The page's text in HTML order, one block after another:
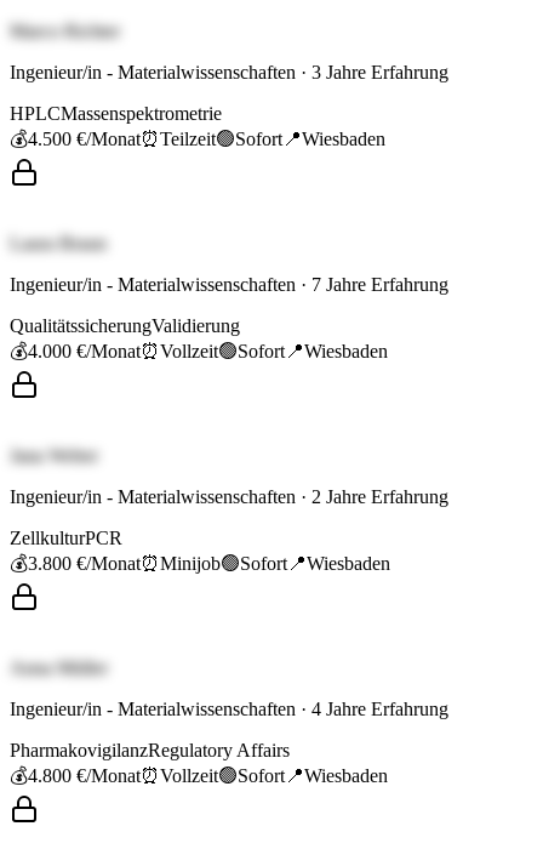
Marco Richter
Ingenieur/in - Materialwissenschaften · 3 Jahre Erfahrung
HPLCMassenspektrometrie
💰4.500 €/Monat⏰Teilzeit🟢Sofort 📍Wiesbaden
Laura Braun
Ingenieur/in - Materialwissenschaften · 7 Jahre Erfahrung
QualitätssicherungValidierung
💰4.000 €/Monat⏰Vollzeit🟢Sofort 📍Wiesbaden
Jana Weber
Ingenieur/in - Materialwissenschaften · 2 Jahre Erfahrung
ZellkulturPCR
💰3.800 €/Monat⏰Minijob🟢Sofort 📍Wiesbaden
Anna Müller
Ingenieur/in - Materialwissenschaften · 4 Jahre Erfahrung
PharmakovigilanzRegulatory Affairs
💰4.800 €/Monat⏰Vollzeit🟢Sofort 📍Wiesbaden